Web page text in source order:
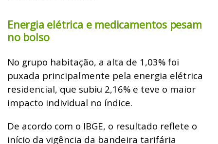
Energia elétrica e medicamentos pesam
no bolso
No grupo habitação, a alta de 1,03% foi
puxada principalmente pela energia elétrica
residencial, que subiu 2,16% e teve o maior
impacto individual no índice.
De acordo com o IBGE, o resultado reflete o
início da vigência da bandeira tarifária